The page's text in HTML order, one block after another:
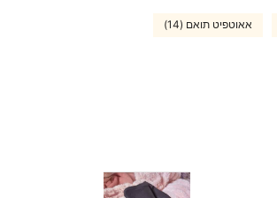
אאוטפיט תואם (14)